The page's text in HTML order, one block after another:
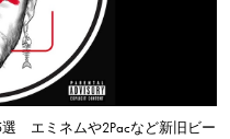
エミネムや2Pacなど新旧ビー